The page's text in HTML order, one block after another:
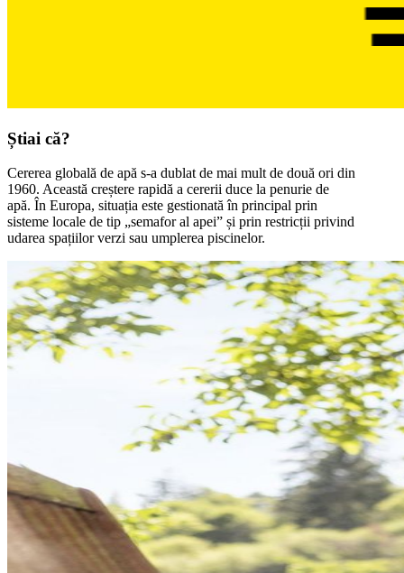
Știai că?
Cererea globală de apă s-a dublat de mai mult de două ori din
1960. Această creștere rapidă a cererii duce la penurie de
apă. În Europa, situația este gestionată în principal prin
sisteme locale de tip „semafor al apei” și prin restricții privind
udarea spațiilor verzi sau umplerea piscinelor.